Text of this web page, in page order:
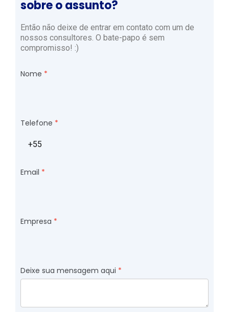
sobre o assunto?
Então não deixe de entrar em contato com um de
nossos consultores. O bate-papo é sem
compromisso! :)
Nome
Telefone
Email
Empresa
Deixe sua mensagem aqui